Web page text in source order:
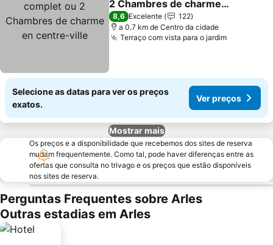
2 Chambres de charme
en centre-ville
Ver preços
8,6 Excelente
122
a 0.7 km de Centro da cidade
Terraço com vista para o jardimVer
Selecione as datas para ver os preços
exatos.
Ver preços
Mostrar mais
Os preços e a disponibilidade que recebemos dos sites de reserva
mudam frequentemente. Como tal, pode haver diferenças entre as
ofertas que consulta no trivago e os preços que estão disponíveis
nos sites de reserva.
Perguntas Frequentes sobre Arles
Outras estadias em Arles